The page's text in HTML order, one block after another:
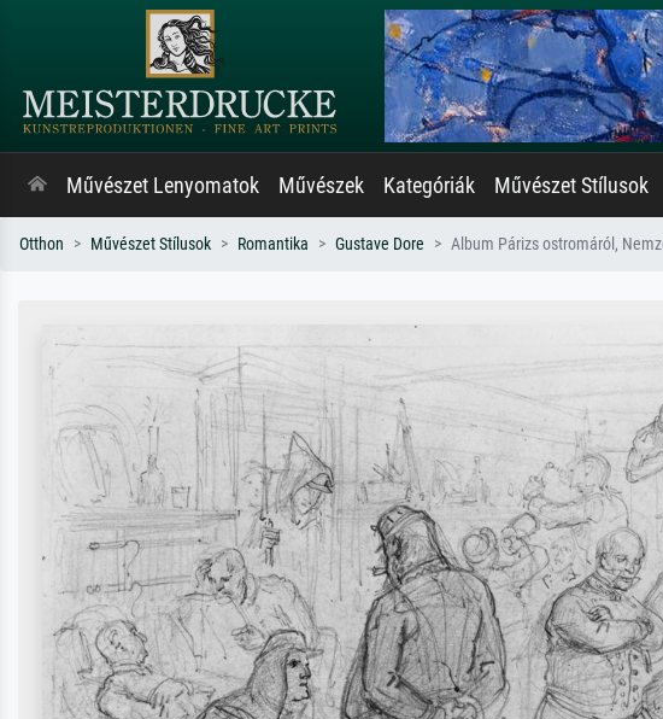
Művészet Lenyomatok Művészek Kategóriák Művészet Stílusok
Otthon Művészet Stílusok Romantika Gustave Dore Album Párizs ostromáról,